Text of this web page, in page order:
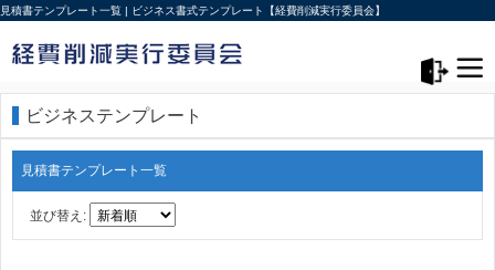
見積書テンプレート一覧 | ビジネス書式テンプレート【経費削減実行委員会】
ビジネステンプレート
見積書テンプレート一覧
並び替え: